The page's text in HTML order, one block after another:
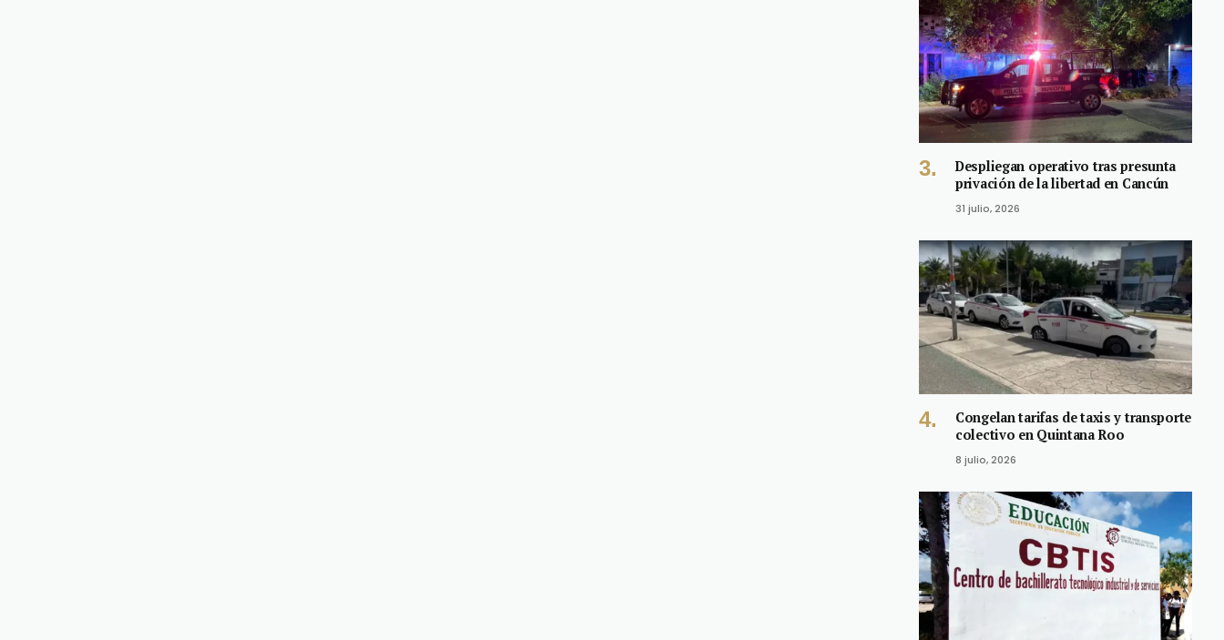
Despliegan operativo tras presunta
privación de la libertad en Cancún
31 julio, 2026
Congelan tarifas de taxis y transporte
colectivo en Quintana Roo
8 julio, 2026